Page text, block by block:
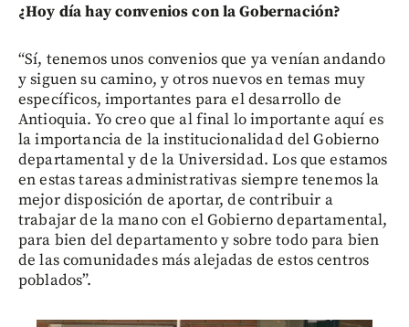
¿Hoy día hay convenios con la Gobernación?
“Sí, tenemos unos convenios que ya venían andando
y siguen su camino, y otros nuevos en temas muy
específicos, importantes para el desarrollo de
Antioquia. Yo creo que al final lo importante aquí es
la importancia de la institucionalidad del Gobierno
departamental y de la Universidad. Los que estamos
en estas tareas administrativas siempre tenemos la
mejor disposición de aportar, de contribuir a
trabajar de la mano con el Gobierno departamental,
para bien del departamento y sobre todo para bien
de las comunidades más alejadas de estos centros
poblados”.